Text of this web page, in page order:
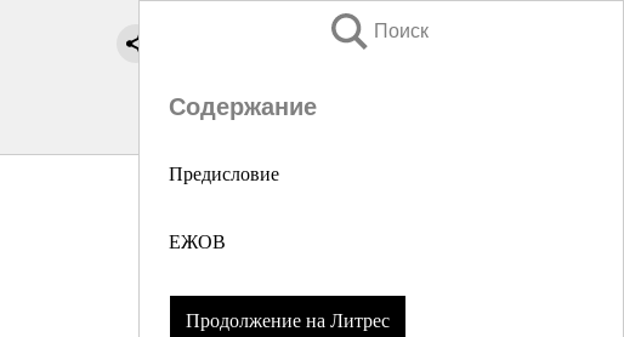
Поиск
Содержание
Предисловие
ЕЖОВ
Продолжение на Литрес